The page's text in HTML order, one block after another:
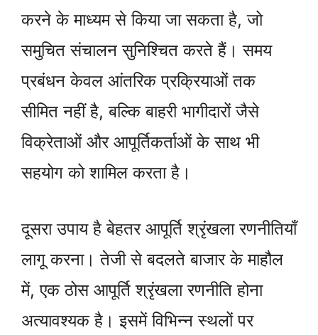
करने के माध्यम से किया जा सकता है, जो
समुचित संचालन सुनिश्चित करते हैं। समय
प्रबंधन केवल आंतरिक प्रक्रियाओं तक
सीमित नहीं है, बल्कि बाहरी भागीदारों जैसे
विक्रेताओं और आपूर्तिकर्ताओं के साथ भी
सहयोग को शामिल करता है।
दूसरा उपाय है बेहतर आपूर्ति श्रृंखला रणनीतियाँ
लागू करना। तेजी से बदलते बाजार के माहौल
में, एक ठोस आपूर्ति श्रृंखला रणनीति होना
अत्यावश्यक है। इसमें विभिन्न स्थलों पर